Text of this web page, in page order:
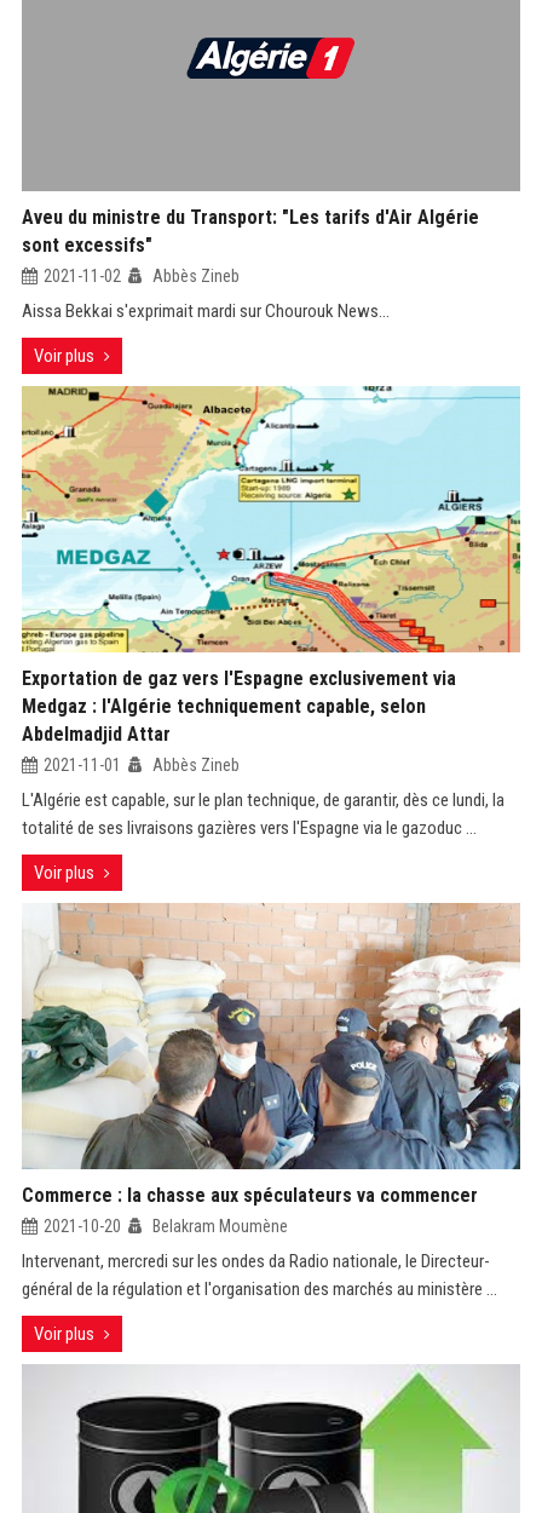
Aveu du ministre du Transport: "Les tarifs d'Air Algérie
sont excessifs"
2021-11-02 Abbès Zineb
Aissa Bekkai s'exprimait mardi sur Chourouk News...
Voir plus
Exportation de gaz vers l'Espagne exclusivement via
Medgaz : l'Algérie techniquement capable, selon
Abdelmadjid Attar
2021-11-01 Abbès Zineb
L'Algérie est capable, sur le plan technique, de garantir, dès ce lundi, la
totalité de ses livraisons gazières vers l'Espagne via le gazoduc ...
Voir plus
Commerce : la chasse aux spéculateurs va commencer
2021-10-20 Belakram Moumène
Intervenant, mercredi sur les ondes da Radio nationale, le Directeur-
général de la régulation et l'organisation des marchés au ministère ...
Voir plus